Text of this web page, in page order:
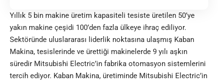
Yıllık 5 bin makine üretim kapasiteli tesiste üretilen 50’ye
yakın makine çeşidi 100’den fazla ülkeye ihraç ediliyor.
Sektöründe uluslararası liderlik noktasına ulaşmış Kaban
Makina, tesislerinde ve ürettiği makinelerde 9 yılı aşkın
süredir Mitsubishi Electric’in fabrika otomasyon sistemlerini
tercih ediyor. Kaban Makina, üretiminde Mitsubishi Electric’in